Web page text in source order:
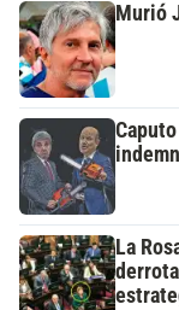
Murió
La